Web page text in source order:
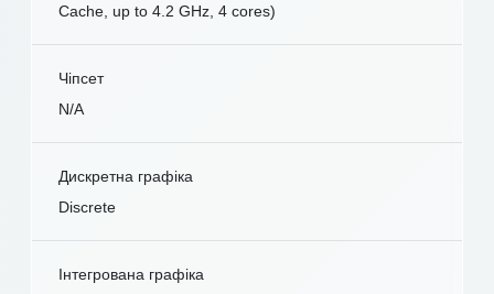
Cache, up to 4.2 GHz, 4 cores)
Чіпсет
N/A
Дискретна графіка
Discrete
Інтегрована графіка